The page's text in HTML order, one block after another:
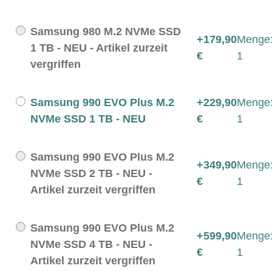
Samsung 980 M.2 NVMe SSD
1 TB - NEU - Artikel zurzeit
vergriffen
+179,90
€
1
Samsung 990 EVO Plus M.2
NVMe SSD 1 TB - NEU
+229,90
€
1
Samsung 990 EVO Plus M.2
NVMe SSD 2 TB - NEU -
Artikel zurzeit vergriffen
+349,90
€
1
Samsung 990 EVO Plus M.2
NVMe SSD 4 TB - NEU -
Artikel zurzeit vergriffen
+599,90
€
1